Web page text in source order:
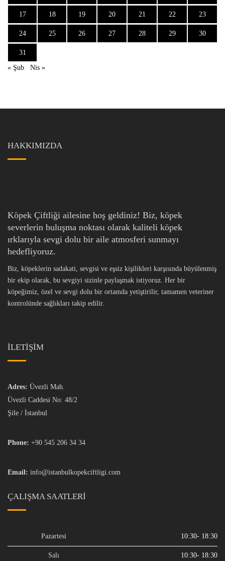
17 18 19 20 21 22 23
24 25 26 27 28 29 30
31
« Şub
Nis »
HAKKIMIZDA
Köpek Çiftliği ailesine hoş geldiniz! Biz, köpek
severlerin buluşma noktası olarak kaliteli köpek
ırklarıyla sevgi dolu bir aile atmosferi sunmayı
hedefliyoruz.
Biz, köpeklerin sadakati, sevgisi ve eşsiz kişilikleri karşısında büyülenmiş
bir ekip olarak, bu sevgiyi sizinle paylaşmak istiyoruz. Her bir
köpeğimiz, özel ve sevgi dolu bir ortamda yetiştirilir, tamamen veteriner
kontrolünde sağlıkları takip edilir.
İLETİŞİM
Adres: Üvezli Mah.
Üvezli Caddesi No: 48/2
Şile / İstanbul
Phone: +90 545 206 34 34
Email: info@istanbulkopekciftligi.com
ÇALIŞMA SAATLERI
Pazartesi 10:30- 18:30
Salı 10:30- 18:30